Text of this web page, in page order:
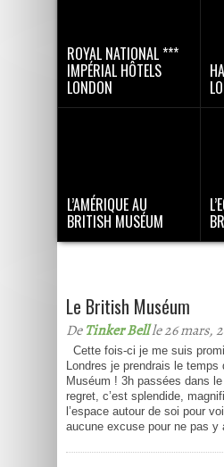
ROYAL NATIONAL ***
IMPÉRIAL HÔTELS
LONDON
L’AMÉRIQUE AU
BRITISH MUSÉUM
Le British Muséum
DeTinker Bellle 26 mars,
Cette fois-ci je me suis
Londres je prendrais le
Muséum ! 3h passées dans
regret, c’est splendide,
l’espace autour de soi pour
aucune excuse pour ne pas y